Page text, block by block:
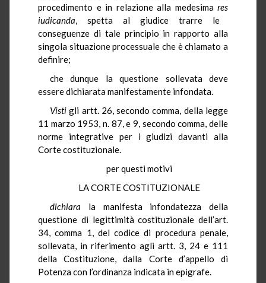
procedimento e in relazione alla medesima res
iudicanda, spetta al giudice trarre le
conseguenze di tale principio in rapporto alla
singola situazione processuale che è chiamato a
definire;
che dunque la questione sollevata deve
essere dichiarata manifestamente infondata.
Visti gli artt. 26, secondo comma, della legge
11 marzo 1953, n. 87, e 9, secondo comma, delle
norme integrative per i giudizi davanti alla
Corte costituzionale.
per questi motivi
LA CORTE COSTITUZIONALE
dichiara la manifesta infondatezza della
questione di legittimità costituzionale dell’art.
34, comma 1, del codice di procedura penale,
sollevata, in riferimento agli artt. 3, 24 e 111
della Costituzione, dalla Corte d’appello di
Potenza con l’ordinanza indicata in epigrafe.